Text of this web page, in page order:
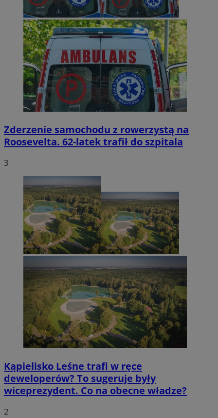
Zderzenie samochodu z rowerzystą na
Roosevelta. 62-latek trafił do szpitala
3
Kąpielisko Leśne trafi w ręce
deweloperów? To sugeruje były
wiceprezydent. Co na obecne władze?
2